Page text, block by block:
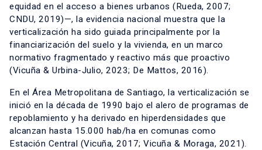
equidad en el acceso a bienes urbanos (Rueda, 2007;
CNDU, 2019)—, la evidencia nacional muestra que la
verticalización ha sido guiada principalmente por la
financiarización del suelo y la vivienda, en un marco
normativo fragmentado y reactivo más que proactivo
(Vicuña & Urbina-Julio, 2023; De Mattos, 2016).
En el Área Metropolitana de Santiago, la verticalización se
inició en la década de 1990 bajo el alero de programas de
repoblamiento y ha derivado en hiperdensidades que
alcanzan hasta 15.000 hab/ha en comunas como
Estación Central (Vicuña, 2017; Vicuña & Moraga, 2021).